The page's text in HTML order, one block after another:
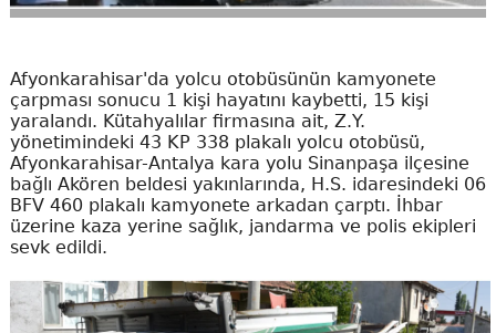
Afyonkarahisar'da yolcu otobüsünün kamyonete
çarpması sonucu 1 kişi hayatını kaybetti, 15 kişi
yaralandı. Kütahyalılar firmasına ait, Z.Y.
yönetimindeki 43 KP 338 plakalı yolcu otobüsü,
Afyonkarahisar-Antalya kara yolu Sinanpaşa ilçesine
bağlı Akören beldesi yakınlarında, H.S. idaresindeki 06
BFV 460 plakalı kamyonete arkadan çarptı. İhbar
üzerine kaza yerine sağlık, jandarma ve polis ekipleri
sevk edildi.